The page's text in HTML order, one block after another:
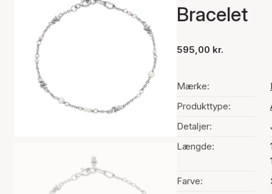
Bracelet
595,00 kr.
Mærke:
Produkttype:
Detaljer:
Længde:
Farve: